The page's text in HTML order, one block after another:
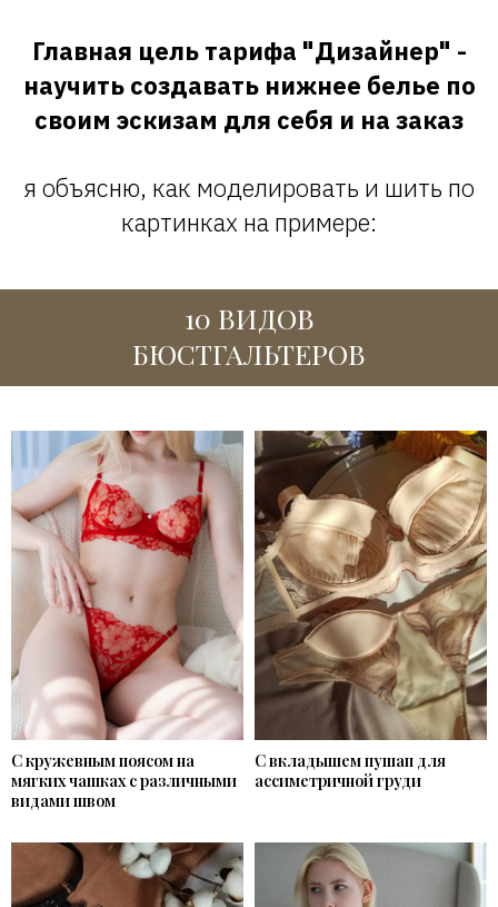
Главная цель тарифа "Дизайнер" -
научить создавать нижнее белье по
своим эскизам для себя и на заказ
я объясню, как моделировать и шить по
картинках на примере:
10 ВИДОВ
БЮСТГАЛЬТЕРОВ
С кружевным поясом на
мягких чашках с различными
видами швом
С вкладышем пушап для
ассиметричной груди